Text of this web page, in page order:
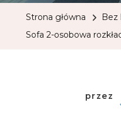
Strona główna
Bez
Sofa 2-osobowa
przez